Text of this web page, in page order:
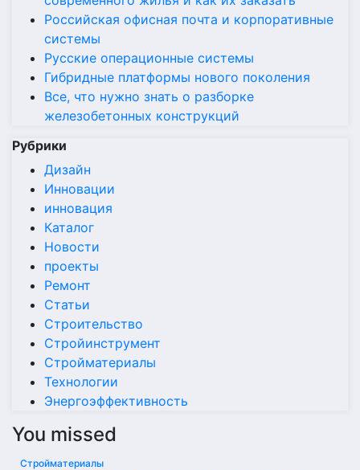
Российская офисная почта и корпоративные
системы
Русские операционные системы
Гибридные платформы нового поколения
Все, что нужно знать о разборке
железобетонных конструкций
Рубрики
Дизайн
Инновации
инновация
Каталог
Новости
проекты
Ремонт
Статьи
Строительство
Стройинструмент
Стройматериалы
Технологии
Энергоэффективность
You missed
Стройматериалы